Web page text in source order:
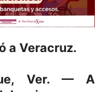
a Veracruz.
Ver. — A